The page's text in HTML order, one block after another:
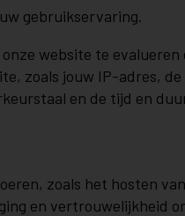
gebruikservaring.
website te
zoals jouw IP-adres,
en de tijd en
zoals het hosten
en vertrouwelijkheid